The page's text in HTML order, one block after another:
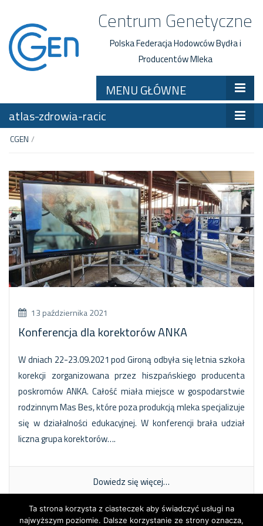
Centrum Genetyczne
Polska Federacja Hodowców Bydła i
Producentów Mleka
MENU GŁÓWNE
atlas-zdrowia-racic
CGEN /
13 października 2021
Konferencja dla korektorów ANKA
W dniach 22-23.09.2021 pod Gironą odbyła się letnia szkoła
korekcji zorganizowana przez hiszpańskiego producenta
poskromów ANKA. Całość miała miejsce w gospodarstwie
rodzinnym Mas Bes, które poza produkcją mleka specjalizuje
się w działalności edukacyjnej. W konferencji brała udział
liczna grupa korektorów….
Dowiedz się więcej…
Ta strona korzysta z ciasteczek aby świadczyć usługi na
najwyższym poziomie. Dalsze korzystanie ze strony oznacza,